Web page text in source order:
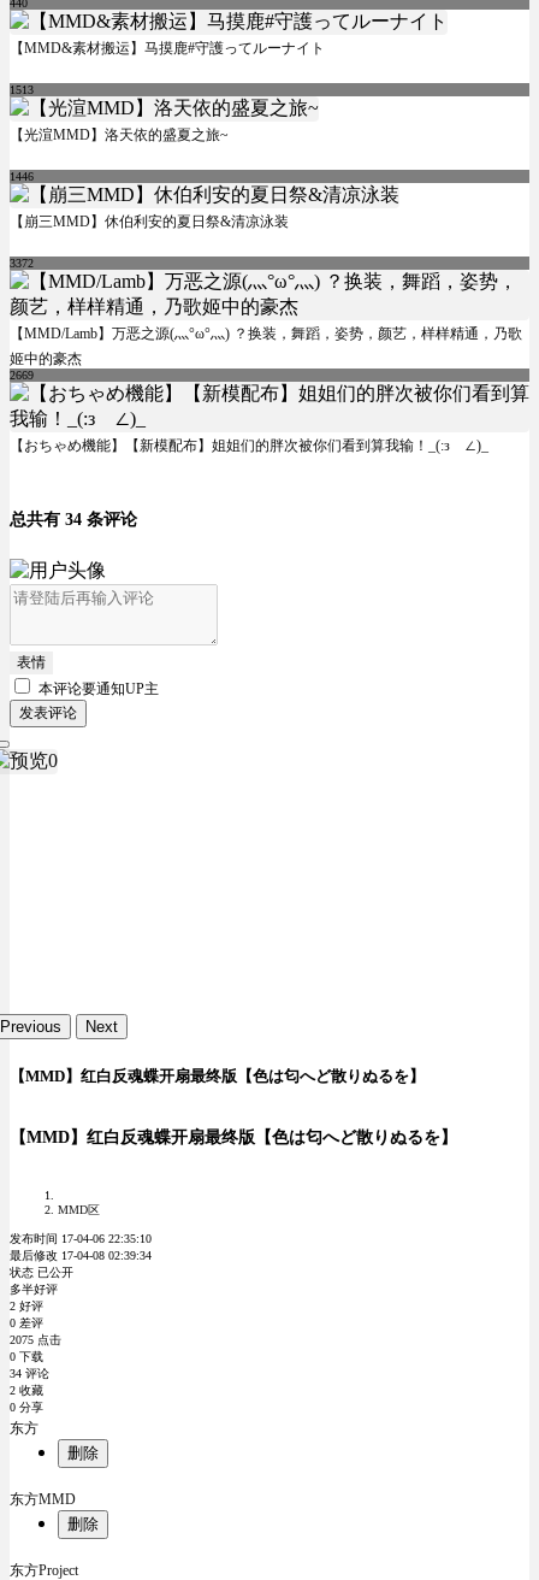
440
【MMD&素材搬运】马摸鹿#守護ってルーナイト
1513
【光渲MMD】洛天依的盛夏之旅~
1446
【崩三MMD】休伯利安的夏日祭&清凉泳装
3372
【MMD/Lamb】万恶之源(灬°ω°灬) ？换装，舞蹈，姿势，颜艺，样样精通，乃歌
姬中的豪杰
2669
【おちゃめ機能】【新模配布】姐姐们的胖次被你们看到算我输！_(:зゝ∠)_
总共有 34 条评论
表情
本评论要通知UP主
发表评论
Previous Next
【MMD】红白反魂蝶开扇最终版【色は匂へど散りぬるを】
【MMD】红白反魂蝶开扇最终版【色は匂へど散りぬるを】
MMD区
发布时间 17-04-06 22:35:10
最后修改 17-04-08 02:39:34
状态 已公开
多半好评
2 好评
0 差评
2075 点击
0 下载
34 评论
2 收藏
0 分享
东方
删除
东方MMD
删除
东方Project